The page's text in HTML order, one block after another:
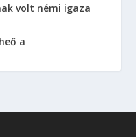
volt némi igaza
a